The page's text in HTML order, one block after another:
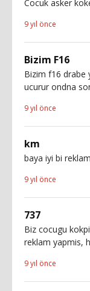
Cocuk asker
9 yıl önce
Bizim F16
Bizim f16 drabe
ucurur ondna
9 yıl önce
km
baya iyi bi
9 yıl önce
737
Biz cocugu
reklam yapmis,
9 yıl önce